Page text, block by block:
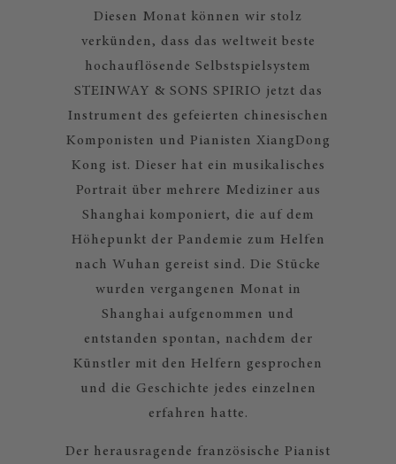
Diesen Monat können wir stolz
verkünden, dass das weltweit beste
hochauflösende Selbstspielsystem
STEINWAY & SONS SPIRIO jetzt das
Instrument des gefeierten chinesischen
Komponisten und Pianisten XiangDong
Kong ist. Dieser hat ein musikalisches
Portrait über mehrere Mediziner aus
Shanghai komponiert, die auf dem
Höhepunkt der Pandemie zum Helfen
nach Wuhan gereist sind. Die Stücke
wurden vergangenen Monat in
Shanghai aufgenommen und
entstanden spontan, nachdem der
Künstler mit den Helfern gesprochen
und die Geschichte jedes einzelnen
erfahren hatte.
Der herausragende französische Pianist